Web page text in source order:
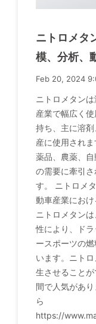
ニトロメタ
模、分析、
Feb 20, 2024
ニトロメタン
産業で幅広く
持ち、主に溶
産に使用され
薬品、農薬、
の需要に牽引
す。 ニトロメ
動車産業におけ
ニトロメタン
性により、ド
ースポーツの
います。ニト
生させること
間で人気があ
ら
https://